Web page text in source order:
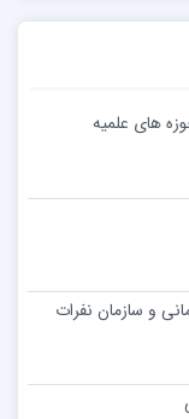
های علمیه
و سازمان نفرات